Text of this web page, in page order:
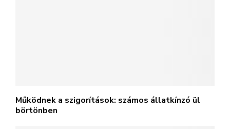
Működnek a szigorítások: számos állatkínzó ül
börtönben